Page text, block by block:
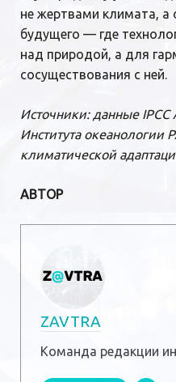
не жертвами климата, а
будущего — где
над природой, а для
сосуществования с ней.
Источники: данные IPCC
Института океанологии
климатической
АВТОР
ZAVTRA
Команда редакции